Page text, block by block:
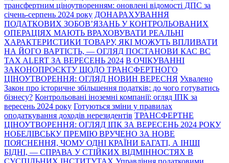
трансфертним ціноутворенням: оновлені відомості ДПС за
січень-серпень 2024 року ДОНАРАХУВАННЯ
ПОДАТКОВИХ ЗОБОВ’ЯЗАНЬ У КОНТРОЛЬОВАНИХ
ОПЕРАЦІЯХ МАЮТЬ ВРАХОВУВАТИ РЕАЛЬНІ
ХАРАКТЕРИСТИКИ ТОВАРУ, ЯКІ МОЖУТЬ ВПЛИВАТИ
НА ЙОГО ВАРТІСТЬ, — ОГЛЯД ПОСТАНОВИ КАС ВС
TAX ALERT ЗА ВЕРЕСЕНЬ 2024 В ОЧІКУВАННІ
ЗАКОНОПРОЄКТУ ЩОДО ТРАНСФЕРТНОГО
ЦІНОУТВОРЕННЯ: ОГЛЯД НОВИН ВЕРЕСНЯ Ухвалено
Закон про історичне збільшення податків: до чого готуватись
бізнесу? Контрольовані іноземні компанії: огляд ІПК за
вересень 2024 року Готуються зміни у правилах
оподаткування доходів нерезидентів ТРАНСФЕРТНЕ
ЦІНОУТВОРЕННЯ: ОГЛЯД ІПК ЗА ВЕРЕСЕНЬ 2024 РОКУ
НОБЕЛІВСЬКУ ПРЕМІЮ ВРУЧЕНО ЗА НОВЕ
ПОЯСНЕННЯ, ЧОМУ ОДНІ КРАЇНИ БАГАТІ, А ІНШІ
БІДНІ, — СПРАВА У СТІЙКИХ ВІДМІННОСТЯХ В
СУСПІЛЬНИХ ІНСТИТУТАХ Управління податковими